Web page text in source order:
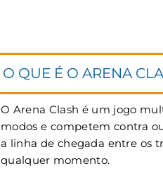
O QUE É O ARENA
O Arena Clash é um jogo
modos e competem contra
a linha de chegada entre os
qualquer momento.